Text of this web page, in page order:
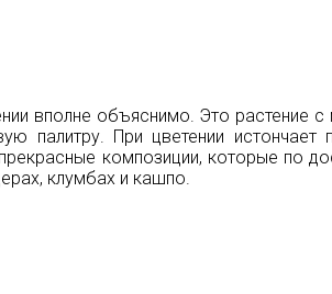
вполне объяснимо. Это растение
палитру. При цветении истончает
композиции, которые по
клумбах и кашпо.